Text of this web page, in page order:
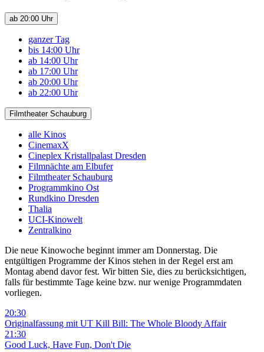
ab 20:00 Uhr
ganzer Tag
bis 14:00 Uhr
ab 14:00 Uhr
ab 17:00 Uhr
ab 20:00 Uhr
ab 22:00 Uhr
Filmtheater Schauburg
alle Kinos
CinemaxX
Cineplex Kristallpalast Dresden
Filmnächte am Elbufer
Filmtheater Schauburg
Programmkino Ost
Rundkino Dresden
Thalia
UCI-Kinowelt
Zentralkino
Die neue Kinowoche beginnt immer am Donnerstag. Die
entgültigen Programme der Kinos stehen in der Regel erst am
Montag abend davor fest. Wir bitten Sie, dies zu berücksichtigen,
falls für bestimmte Tage keine bzw. nur wenige Programmdaten
vorliegen.
20:30
Originalfassung mit UT Kill Bill: The Whole Bloody Affair
21:30
Good Luck, Have Fun, Don't Die